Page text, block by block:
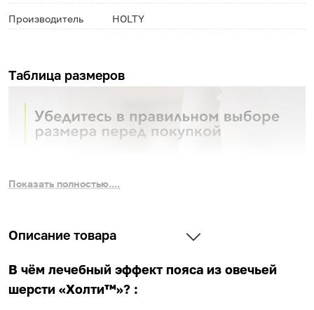
Производитель HOLTY
Таблица размеров
Показать полностью....
Описание товара
В чём лечебный эффект пояса из овечьей
шерсти «Холти™»? :